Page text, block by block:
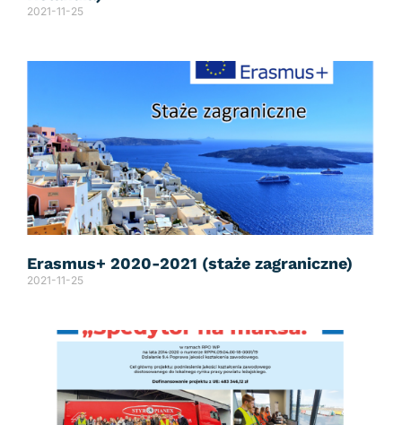
2021-11-25
Erasmus+ 2020-2021 (staże zagraniczne)
2021-11-25